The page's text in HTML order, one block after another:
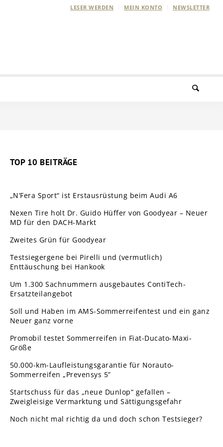
LESER WERDEN MEIN KONTO NEWSLETTER
TOP 10 BEITRÄGE
„N’Fera Sport“ ist Erstausrüstung beim Audi A6
Nexen Tire holt Dr. Guido Hüffer von Goodyear – Neuer
MD für den DACH-Markt
Zweites Grün für Goodyear
Testsiegergene bei Pirelli und (vermutlich)
Enttäuschung bei Hankook
Um 1.300 Sachnummern ausgebautes ContiTech-
Ersatzteilangebot
Soll und Haben im AMS-Sommerreifentest und ein ganz
Neuer ganz vorne
Promobil testet Sommerreifen in Fiat-Ducato-Maxi-
Größe
50.000-km-Laufleistungsgarantie für Norauto-
Sommerreifen „Prevensys 5”
Startschuss für das „neue Dunlop“ gefallen –
Zweigleisige Vermarktung und Sättigungsgefahr
Noch nicht mal richtig da und doch schon Testsieger?